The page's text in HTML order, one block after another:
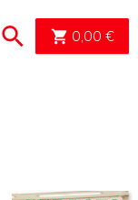
0,00 €
Lue lisää